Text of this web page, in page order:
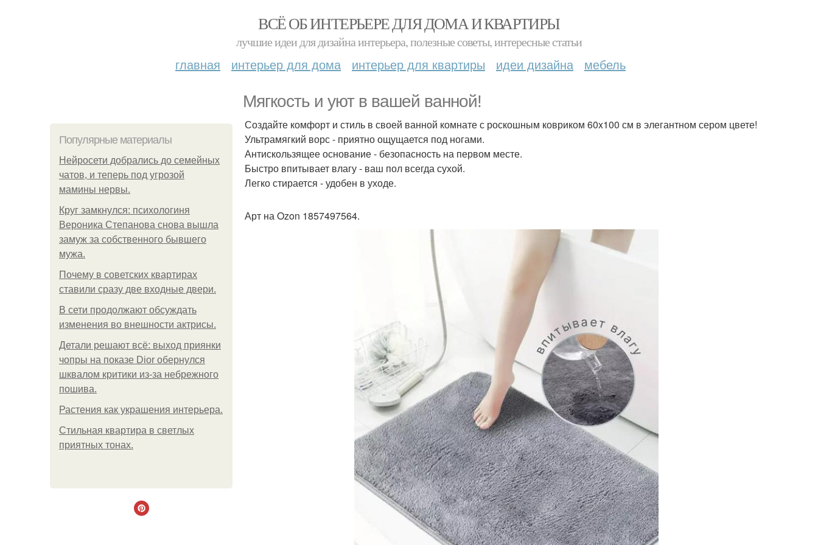
ВСЁ ОБ ИНТЕРЬЕРЕ ДЛЯ ДОМА И КВАРТИРЫ
лучшие идеи для дизайна интерьера, полезные советы, интересные статьи
главная интерьер для дома интерьер для квартиры идеи дизайна мебель
Мягкость и уют в вашей ванной!
Популярные материалы
Нейросети добрались до семейных
чатов, и теперь под угрозой
мамины нервы.
Круг замкнулся: психологиня
Вероника Степанова снова вышла
замуж за собственного бывшего
мужа.
Почему в советских квартирах
ставили сразу две входные двери.
В сети продолжают обсуждать
изменения во внешности актрисы.
Детали решают всё: выход приянки
чопры на показе Dior обернулся
шквалом критики из-за небрежного
пошива.
Растения как украшения интерьера.
Стильная квартира в светлых
приятных тонах.
Создайте комфорт и стиль в своей ванной комнате с роскошным ковриком 60x100 см в элегантном сером цвете!
Ультрамягкий ворс - приятно ощущается под ногами.
Антискользящее основание - безопасность на первом месте.
Быстро впитывает влагу - ваш пол всегда сухой.
Легко стирается - удобен в уходе.
Арт на Ozon 1857497564.